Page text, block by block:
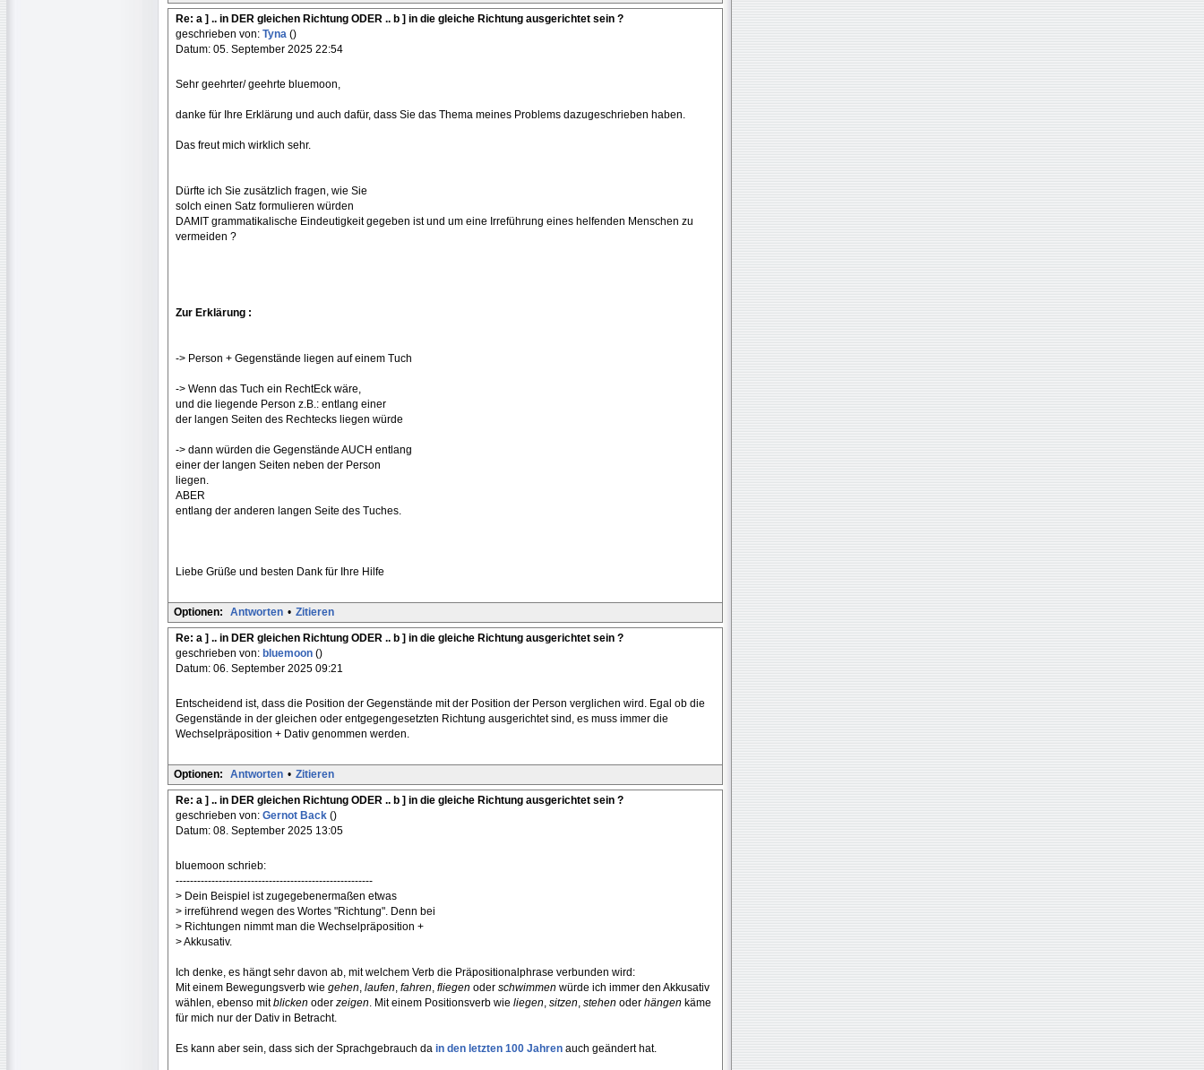
Re: a ] .. in DER gleichen Richtung ODER .. b ] in die gleiche Richtung ausgerichtet sein ?
geschrieben von: Tyna ()
Datum: 05. September 2025 22:54
Sehr geehrter/ geehrte bluemoon,
danke für Ihre Erklärung und auch dafür, dass Sie das Thema meines Problems dazugeschrieben haben.
Das freut mich wirklich sehr.
Dürfte ich Sie zusätzlich fragen, wie Sie
solch einen Satz formulieren würden
DAMIT grammatikalische Eindeutigkeit gegeben ist und um eine Irreführung eines helfenden Menschen zu
vermeiden ?
Zur Erklärung :
-> Person + Gegenstände liegen auf einem Tuch
-> Wenn das Tuch ein RechtEck wäre,
und die liegende Person z.B.: entlang einer
der langen Seiten des Rechtecks liegen würde
-> dann würden die Gegenstände AUCH entlang
einer der langen Seiten neben der Person
liegen.
ABER
entlang der anderen langen Seite des Tuches.
Liebe Grüße und besten Dank für Ihre Hilfe
Optionen: Antworten • Zitieren
Re: a ] .. in DER gleichen Richtung ODER .. b ] in die gleiche Richtung ausgerichtet sein ?
geschrieben von: bluemoon ()
Datum: 06. September 2025 09:21
Entscheidend ist, dass die Position der Gegenstände mit der Position der Person verglichen wird. Egal ob die
Gegenstände in der gleichen oder entgegengesetzten Richtung ausgerichtet sind, es muss immer die
Wechselpräposition + Dativ genommen werden.
Optionen: Antworten • Zitieren
Re: a ] .. in DER gleichen Richtung ODER .. b ] in die gleiche Richtung ausgerichtet sein ?
geschrieben von: Gernot Back ()
Datum: 08. September 2025 13:05
bluemoon schrieb:
-------------------------------------------------------
> Dein Beispiel ist zugegebenermaßen etwas
> irreführend wegen des Wortes "Richtung". Denn bei
> Richtungen nimmt man die Wechselpräposition +
> Akkusativ.
Ich denke, es hängt sehr davon ab, mit welchem Verb die Präpositionalphrase verbunden wird:
Mit einem Bewegungsverb wie gehen laufen fahren fliegen oder schwimmen würde ich immer den Akkusativ
wählen, ebenso mitblicken oder zeigen . Mit einem Positionsverb wie liegen sitzen stehen oder hängen käme
für mich nur der Dativ in Betracht.
Es kann aber sein, dass sich der Sprachgebrauch da in den letzten 100 Jahren auch geändert hat.